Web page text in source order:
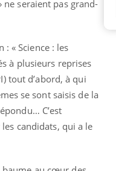
seraient pas grand-
« Science : les
à plusieurs reprises
tout d’abord, à qui
se sont saisis de la
C’est
candidats, qui a le